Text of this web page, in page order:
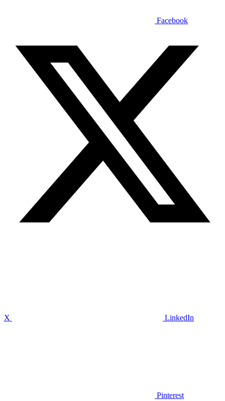
Facebook
X LinkedIn
Pinterest